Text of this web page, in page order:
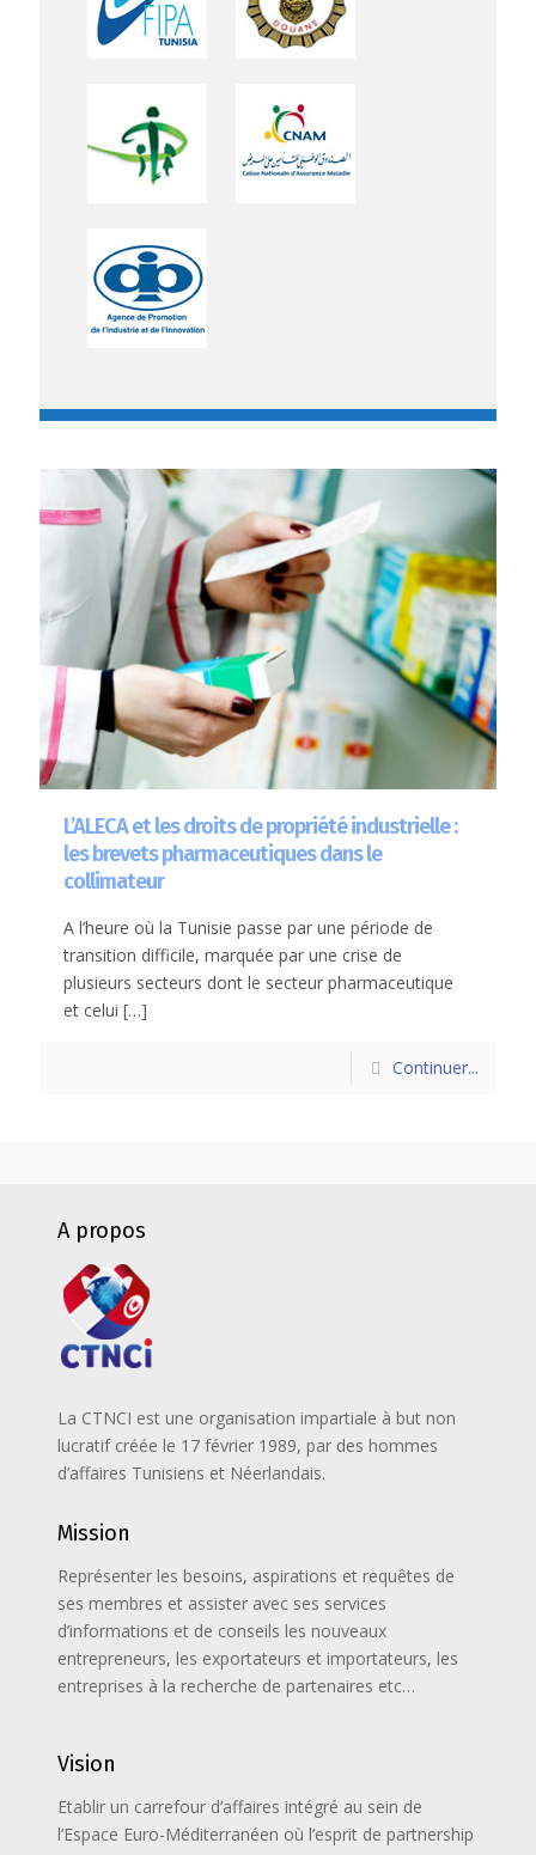
L’ALECA et les droits de propriété industrielle :
les brevets pharmaceutiques dans le
collimateur
A l’heure où la Tunisie passe par une période de
transition difficile, marquée par une crise de
plusieurs secteurs dont le secteur pharmaceutique
et celui […]
Continuer...
A propos
La CTNCI est une organisation impartiale à but non
lucratif créée le 17 février 1989, par des hommes
d’affaires Tunisiens et Néerlandais.
Mission
Représenter les besoins, aspirations et requêtes de
ses membres et assister avec ses services
d’informations et de conseils les nouveaux
entrepreneurs, les exportateurs et importateurs, les
entreprises à la recherche de partenaires etc…
Vision
Etablir un carrefour d’affaires intégré au sein de
l’Espace Euro-Méditerranéen où l’esprit de partnership